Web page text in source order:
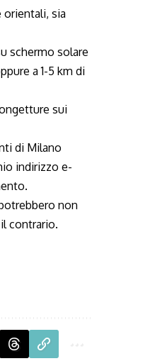
sia
schermo solare
a 1-5 km di
sui
di Milano
indirizzo e-
non
contrario.